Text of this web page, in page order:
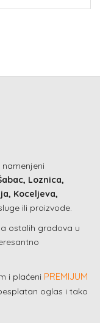
namenjeni
Loznica,
Koceljeva,
ili proizvode.
ostalih gradova u
i plaćeni PREMIJUM
oglas i tako